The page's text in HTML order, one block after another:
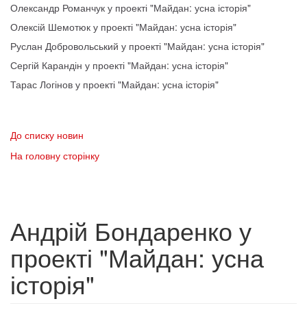
Олександр Романчук у проекті "Майдан: усна історія"
Олексій Шемотюк у проекті "Майдан: усна історія"
Руслан Добровольський у проекті "Майдан: усна історія"
Сергій Карандін у проекті "Майдан: усна історія"
Тарас Логінов у проекті "Майдан: усна історія"
До списку новин
На головну сторінку
Андрій Бондаренко у
проекті "Майдан: усна
історія"